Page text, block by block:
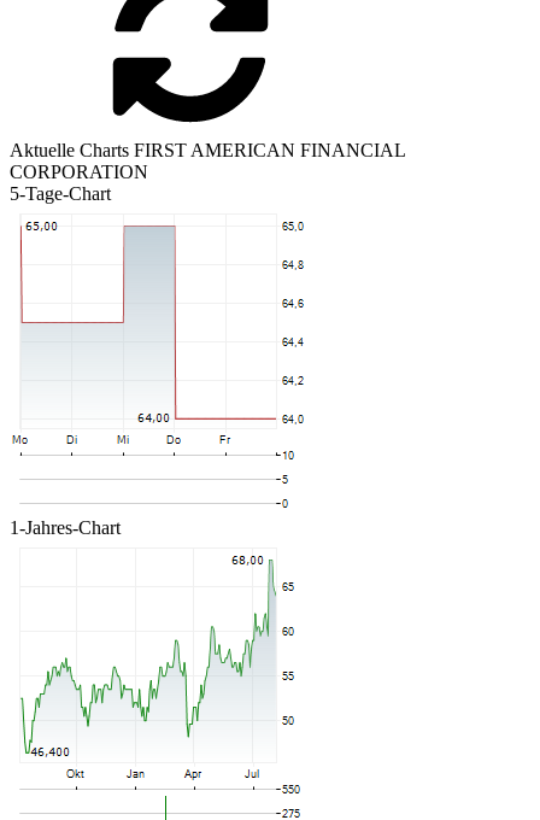
Aktuelle Charts FIRST AMERICAN FINANCIAL
CORPORATION
5-Tage-Chart
1-Jahres-Chart